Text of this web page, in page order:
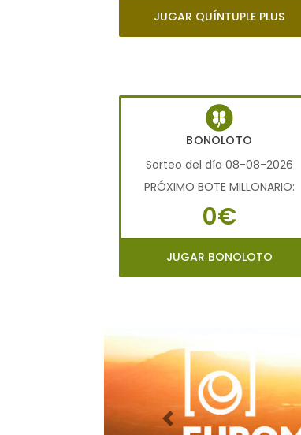
JUGAR QUÍNTUPLE PLUS
BONOLOTO
Sorteo del día 08-08-2026
PRÓXIMO BOTE MILLONARIO:
0€
JUGAR BONOLOTO
Imagen anterior